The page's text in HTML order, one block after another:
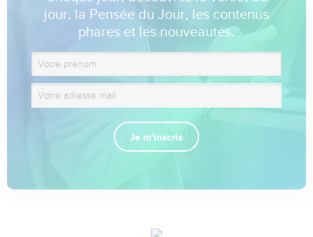
jour, la Pensée du Jour, les contenus
phares et les nouveautés.
Je m'inscris